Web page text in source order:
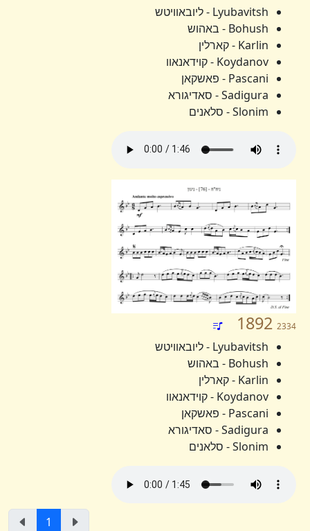
Lyubavitsh - ליובאוויטש
Bohush - באהוש
Karlin - קארלין
Koydanov - קוידאנאוו
Pascani - פאשקאן
Sadigura - סאדיגורא
Slonim - סלאנים
1892 2334
Lyubavitsh - ליובאוויטש
Bohush - באהוש
Karlin - קארלין
Koydanov - קוידאנאוו
Pascani - פאשקאן
Sadigura - סאדיגורא
Slonim - סלאנים